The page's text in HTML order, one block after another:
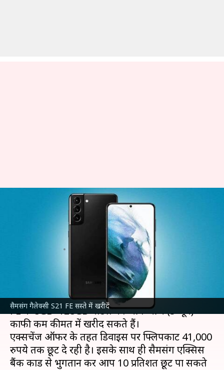
सैमसंग गैलेक्सी S21 FE सस्ते में खरीदें
सैमसंग गैलेक्सी S21 FE सस्ते में
खरीदें, यहां पाएं 65,000 रुपये तक
06:29 pm
ई-कॉमर्स प्लेटफॉर्मफ्लिपकार्टसे सैमसंग गैलेक्सी S21
FE के 8GB+128GB मॉडल को आप आज (5 जून)
काफी कम कीमत में खरीद सकते हैं।
एक्सचेंज ऑफर के तहत डिवाइस पर फ्लिपकार्ट 41,000
रुपये तक छूट दे रही है। इसके साथ ही सैमसंग एक्सिस
बैंक कार्ड से भुगतान कर आप 10 प्रतिशत छूट पा सकते